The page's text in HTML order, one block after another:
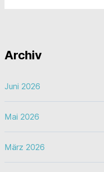
Archiv
Juni 2026
Mai 2026
März 2026